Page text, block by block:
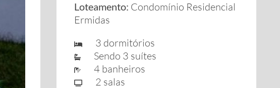
Loteamento: Condomínio Residencial
Ermidas
3 dormitórios
Sendo 3 suítes
4 banheiros
2 salas